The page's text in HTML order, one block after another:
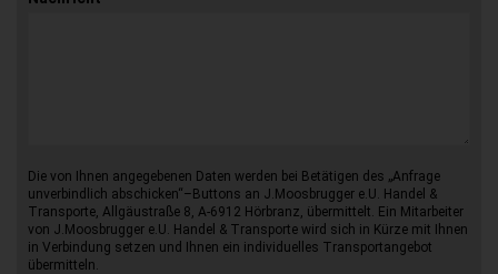
Die von Ihnen angegebenen Daten werden bei Betätigen des „Anfrage
unverbindlich abschicken“–Buttons an J.Moosbrugger e.U. Handel &
Transporte, Allgäustraße 8, A-6912 Hörbranz, übermittelt. Ein Mitarbeiter
von J.Moosbrugger e.U. Handel & Transporte wird sich in Kürze mit Ihnen
in Verbindung setzen und Ihnen ein individuelles Transportangebot
übermitteln.